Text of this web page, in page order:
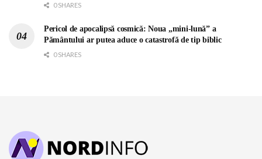
0 SHARES
Pericol de apocalipsă cosmică: Noua „mini-lună” a
Pământului ar putea aduce o catastrofă de tip biblic
0 SHARES